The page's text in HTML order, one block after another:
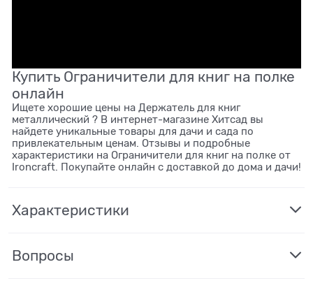
Купить Ограничители для книг на полке
онлайн
Ищете хорошие цены на Держатель для книг
металлический ? В интернет-магазине Хитсад вы
найдете уникальные товары для дачи и сада по
привлекательным ценам. Отзывы и подробные
характеристики на Ограничители для книг на полке от
Ironcraft. Покупайте онлайн с доставкой до дома и дачи!
Характеристики
Вопросы